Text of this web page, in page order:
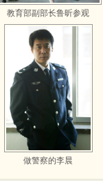
教育部副部长鲁昕参观
做警察的李晨